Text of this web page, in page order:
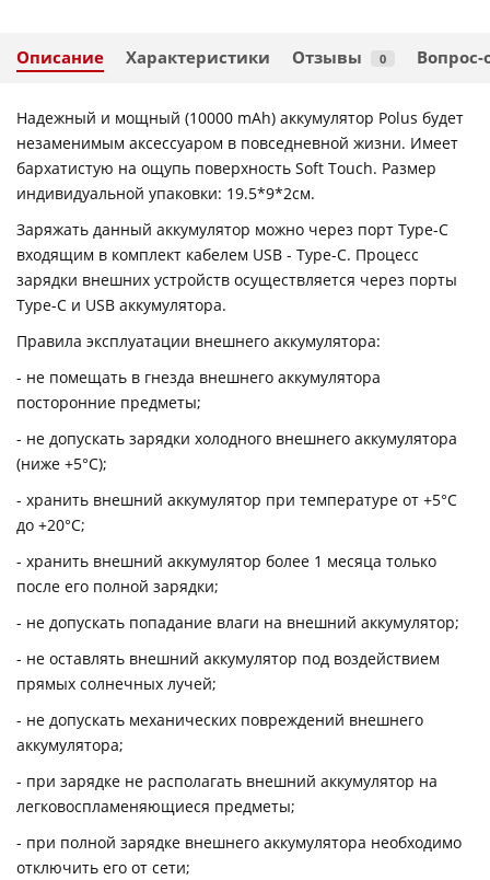
Описание Характеристики Отзывы 0 Вопрос-
Надежный и мощный (10000 mAh) аккумулятор Polus будет
незаменимым аксессуаром в повседневной жизни. Имеет
бархатистую на ощупь поверхность Soft Touch. Размер
индивидуальной упаковки: 19.5*9*2см.
Заряжать данный аккумулятор можно через порт Type-C
входящим в комплект кабелем USB - Type-С. Процесс
зарядки внешних устройств осуществляется через порты
Type-C и USB аккумулятора.
Правила эксплуатации внешнего аккумулятора:
- не помещать в гнезда внешнего аккумулятора
посторонние предметы;
- не допускать зарядки холодного внешнего аккумулятора
(ниже +5°С);
- хранить внешний аккумулятор при температуре от +5°С
до +20°С;
- хранить внешний аккумулятор более 1 месяца только
после его полной зарядки;
- не допускать попадание влаги на внешний аккумулятор;
- не оставлять внешний аккумулятор под воздействием
прямых солнечных лучей;
- не допускать механических повреждений внешнего
аккумулятора;
- при зарядке не располагать внешний аккумулятор на
легковоспламеняющиеся предметы;
- при полной зарядке внешнего аккумулятора необходимо
отключить его от сети;